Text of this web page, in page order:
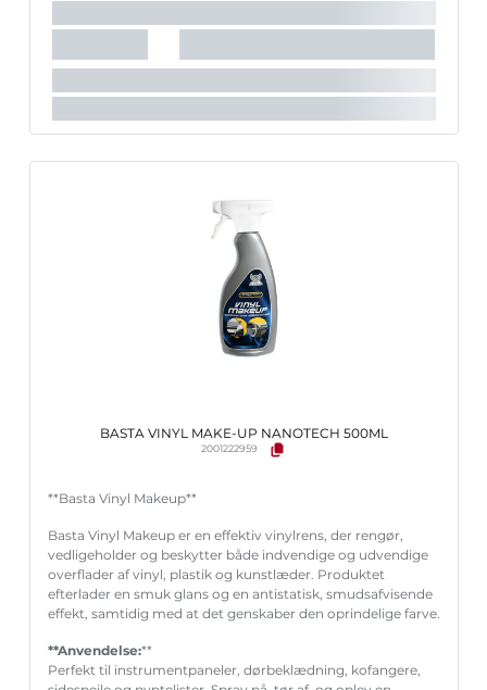
BASTA VINYL MAKE-UP NANOTECH 500ML
2001222959
**Basta Vinyl Makeup**
Basta Vinyl Makeup er en effektiv vinylrens, der rengør,
vedligeholder og beskytter både indvendige og udvendige
overflader af vinyl, plastik og kunstlæder. Produktet
efterlader en smuk glans og en antistatisk, smudsafvisende
effekt, samtidig med at det genskaber den oprindelige farve.
**Anvendelse:**
Perfekt til instrumentpaneler, dørbeklædning, kofangere,